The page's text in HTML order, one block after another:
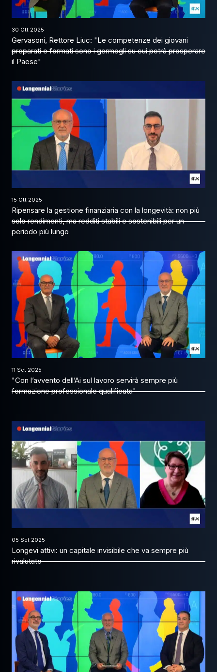
30 Ott 2025
Gervasoni, Rettore Liuc: "Le competenze dei giovani
preparati e formati sono i germogli su cui potrà prosperare
il Paese"
15 Ott 2025
Ripensare la gestione finanziaria con la longevità: non più
solo rendimenti, ma redditi stabili e sostenibili per un
periodo più lungo
11 Set 2025
"Con l’avvento dell’Ai sul lavoro servirà sempre più
formazione professionale qualificata"
05 Set 2025
Longevi attivi: un capitale invisibile che va sempre più
rivalutato